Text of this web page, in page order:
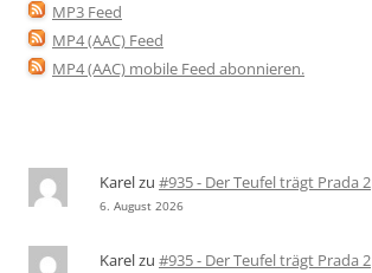
MP3 Feed
MP4 (AAC) Feed
MP4 (AAC) mobile Feed abonnieren.
Karelzu #935 - Der Teufel trägt Prada 2
6. August 2026
Karelzu #935 - Der Teufel trägt Prada 2